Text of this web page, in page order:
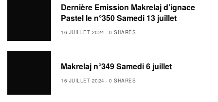
Dernière Emission Makrelaj d’ignace
Pastel le n°350 Samedi 13 juillet
16 JUILLET 2024 0 SHARES
Makrelaj n°349 Samedi 6 juillet
16 JUILLET 2024 0 SHARES